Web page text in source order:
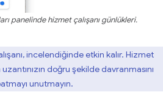
panelinde hizmet çalışanı günlükleri.
incelendiğinde etkin kalır. Hizmet
uzantınızın doğru şekilde davranmasını
unutmayın.